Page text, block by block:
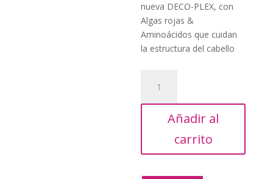
nueva DECO-PLEX, con
Algas rojas &
Aminoácidos que cuidan
la estructura del cabello
500G.
DECOLORACIÓN
Añadir al
carrito